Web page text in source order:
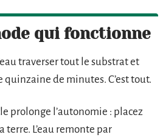
qui fonctionne
traverser tout le substrat et
quinzaine de minutes. C’est tout.
prolonge l’autonomie : placez
L’eau remonte par